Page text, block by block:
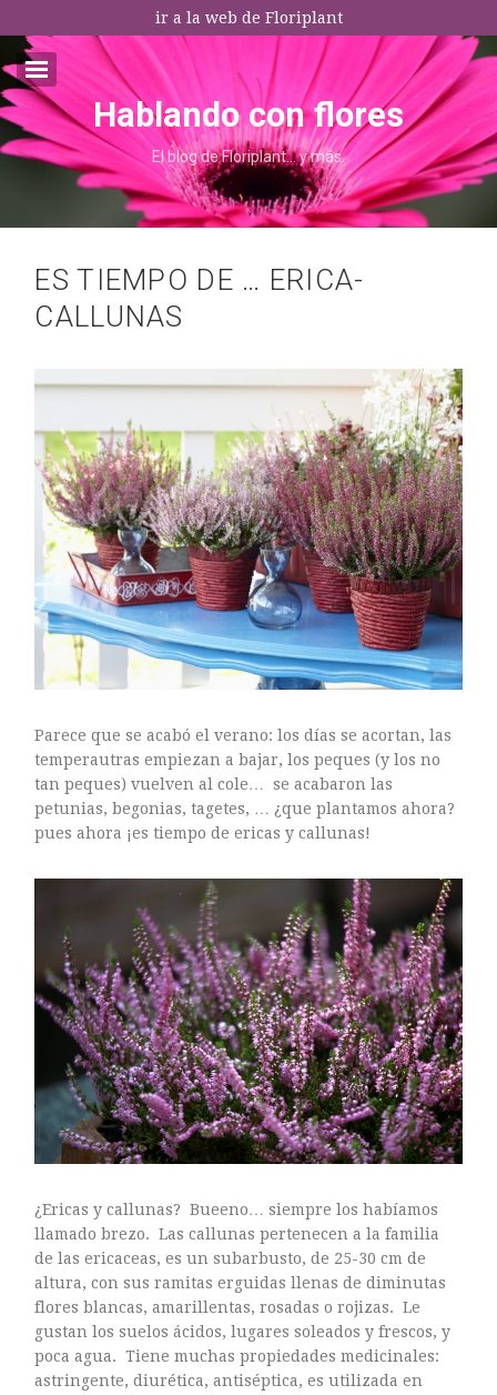
ir a la web de Floriplant
I agree terms and conditions.*
Email:*
* This field is required
ARTE FLORAL
BLOGS
Bodas
CULTIVOS
DECORACION
EXPOSICIONES
flores
FOTOGRAFIA
INSTAGRAM
JARDINES
LOS PINTORES Y LAS FLORES
MAESTROS FLORISTAS
PLANTAS
ramos de novia
Sin categoría
agosto 2018
abril 2018
junio 2017
enero 2017
noviembre 2016
octubre 2016
septiembre 2016
Hablando con flores
El blog de Floriplant… y más.
ES TIEMPO DE … ERICA-
CALLUNAS
Parece que se acabó el verano: los días se acortan, las
temperautras empiezan a bajar, los peques (y los no
tan peques) vuelven al cole… se acabaron las
petunias, begonias, tagetes, … ¿que plantamos ahora?
pues ahora ¡es tiempo de ericas y callunas!
¿Ericas y callunas? Bueeno… siempre los habíamos
llamado brezo. Las callunas pertenecen a la familia
de las ericaceas, es un subarbusto, de 25-30 cm de
altura, con sus ramitas erguidas llenas de diminutas
flores blancas, amarillentas, rosadas o rojizas. Le
gustan los suelos ácidos, lugares soleados y frescos, y
poca agua. Tiene muchas propiedades medicinales:
astringente, diurética, antiséptica, es utilizada en